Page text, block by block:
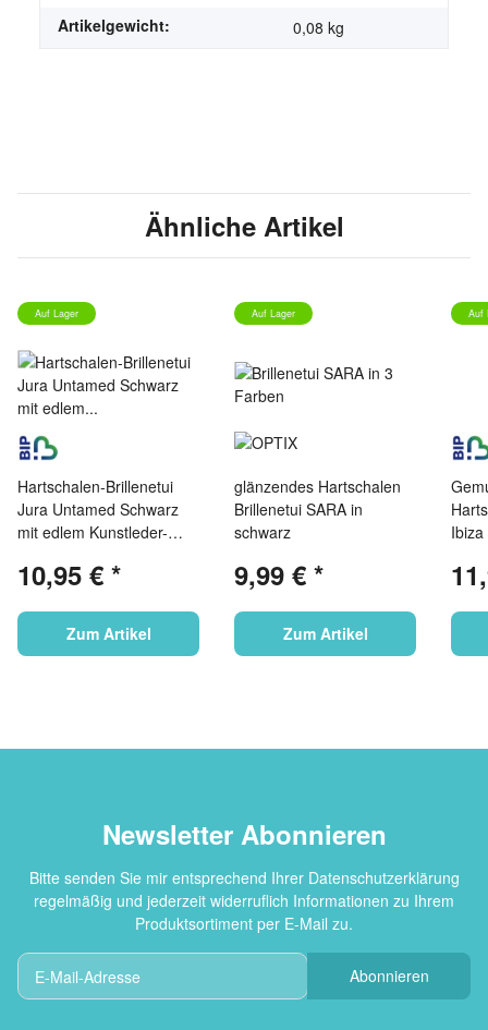
Artikelgewicht:
0,08 kg
Ähnliche Artikel
Auf Lager
Hartschalen-Brillenetui
Jura Untamed Schwarz
mit edlem Kunstleder-
10,95 € *
Zum Artikel
Auf Lager
glänzendes Hartschalen
Brillenetui SARA in
schwarz
9,99 € *
Zum Artikel
Auf
Newsletter Abonnieren
Bitte senden Sie mir entsprechend Ihrer Datenschutzerklärung
regelmäßig und jederzeit widerruflich Informationen zu Ihrem
Produktsortiment per E-Mail zu.
Abonnieren